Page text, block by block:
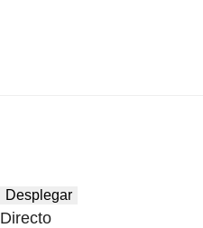
Desplegar
Directo